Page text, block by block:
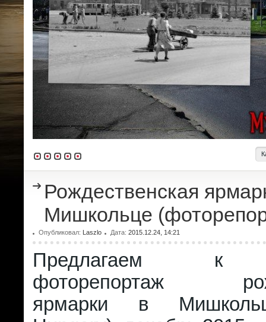
Рождественская
Мишкольце
Опубликовал: Laszlo Дата: 2015.12.24, 14:21
Предлагаем к
фоторепортаж
ярмарки в